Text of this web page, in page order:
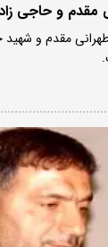
و حاجی زاده
مقدم و